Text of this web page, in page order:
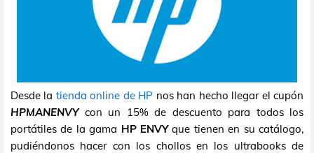
Desde la tienda online de HP nos han hecho llegar el cupón
HPMANENVYcon un 15% de descuento para todos los
portátiles de la gama HP ENVYque tienen en su catálogo,
pudiéndonos hacer con los chollos en los ultrabooks de